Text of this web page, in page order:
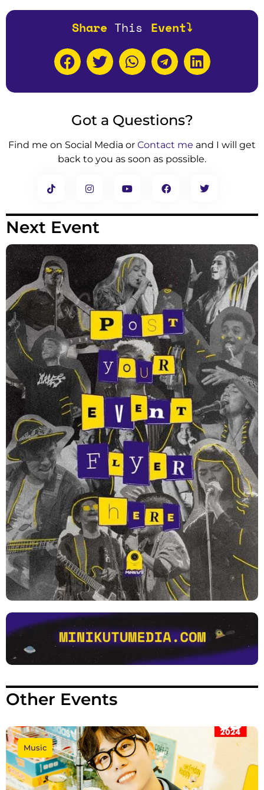
Share This Event⤵️
Got a Questions?
Find me on Social Media or Contact me and I will get
back to you as soon as possible.
Next Event
Other Events
Music